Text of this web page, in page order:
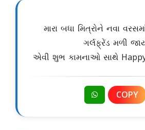
મારા બધા મિત્રોને નવા
ગર્લફ્રેંડ મળી
એવી શુભ કામનાઓ સાથે
COPY